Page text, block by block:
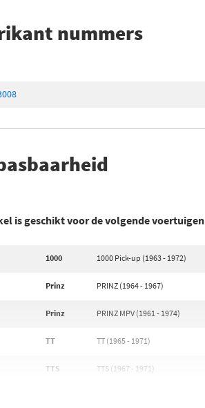
nummers
is geschikt voor de volgende voertuigen
1000 1000 Pick-up (1963 - 1972)
Prinz PRINZ (1964 - 1967)
Prinz PRINZ MPV (1961 - 1974)
TT TT (1965 - 1971)
TTS TTS (1967 - 1971)